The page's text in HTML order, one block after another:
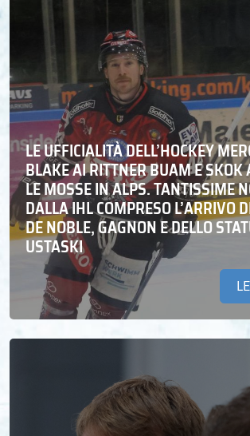
LE UFFICIALITÀ DELL’HOCKEY
BLAKE AI RITTNER BUAM E SKOK
LE MOSSE IN ALPS. TANTISSIME
DALLA IHL COMPRESO L’ARRIVO
DE NOBLE, GAGNON E DELLO
USTASKI